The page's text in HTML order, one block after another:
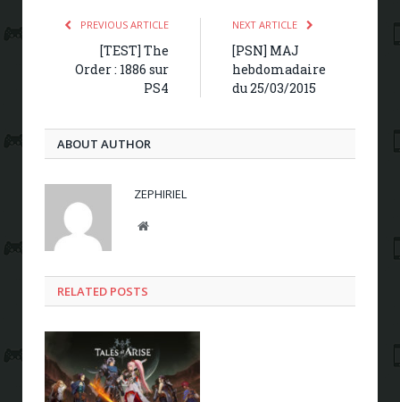
PREVIOUS ARTICLE
[TEST] The
Order : 1886 sur
PS4
NEXT ARTICLE
[PSN] MAJ
hebdomadaire
du 25/03/2015
ABOUT AUTHOR
ZEPHIRIEL
Website
RELATED POSTS